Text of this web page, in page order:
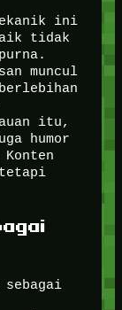
ini
tidak
muncul
itu,
humor
tetapi
sebagai